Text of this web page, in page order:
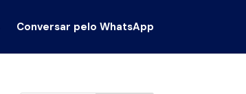
Conversar pelo WhatsApp